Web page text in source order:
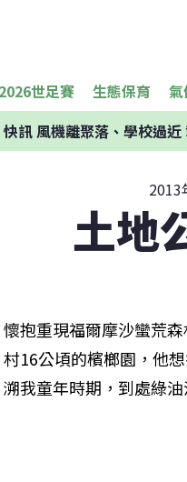
世足賽 生態保育
快訊風機離聚落、學校過
2013
土地
懷抱重現福爾摩沙蠻荒
村16公頃的檳榔園，他
溯我童年時期，到處綠